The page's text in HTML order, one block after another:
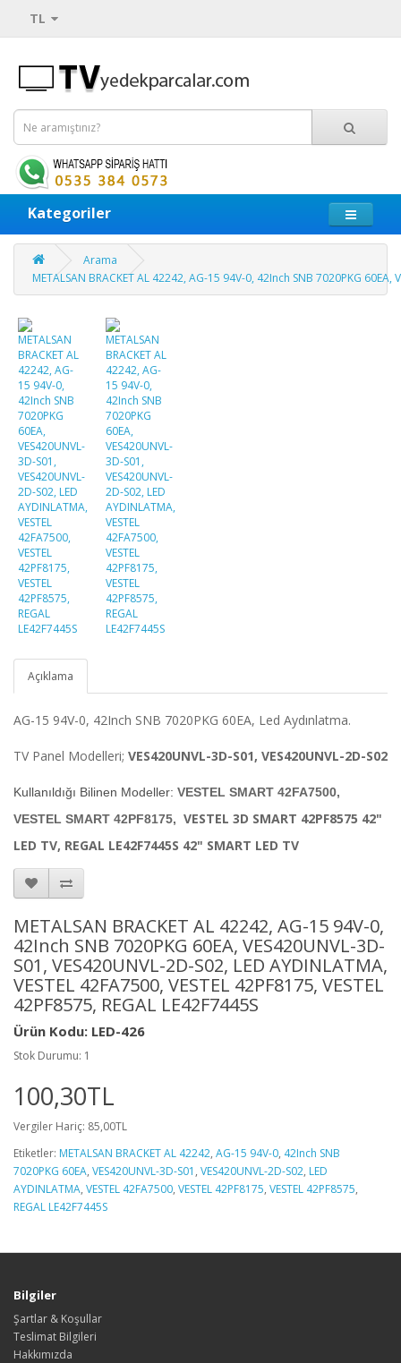
TL
Kategoriler
Arama
METALSAN BRACKET AL 42242, AG-15 94V-0, 42Inch SNB 7020PKG 60EA,
Açıklama
AG-15 94V-0, 42Inch SNB 7020PKG 60EA, Led Aydınlatma.
TV Panel Modelleri; VES420UNVL-3D-S01, VES420UNVL-2D-S02
Kullanıldığı Bilinen Modeller: VESTEL SMART 42FA7500,
VESTEL SMART 42PF8175, VESTEL 3D SMART 42PF8575 42"
LED TV, REGAL LE42F7445S 42" SMART LED TV
METALSAN BRACKET AL 42242, AG-15 94V-0,
42Inch SNB 7020PKG 60EA, VES420UNVL-3D-
S01, VES420UNVL-2D-S02, LED AYDINLATMA,
VESTEL 42FA7500, VESTEL 42PF8175, VESTEL
42PF8575, REGAL LE42F7445S
Ürün Kodu: LED-426
Stok Durumu: 1
100,30TL
Vergiler Hariç: 85,00TL
Etiketler: METALSAN BRACKET AL 42242, AG-15 94V-0, 42Inch SNB
7020PKG 60EA, VES420UNVL-3D-S01 , VES420UNVL-2D-S02, LED
AYDINLATMA, VESTEL 42FA7500, VESTEL 42PF8175, VESTEL 42PF8575,
REGAL LE42F7445S
Bilgiler
Şartlar & Koşullar
Teslimat Bilgileri
Hakkımızda